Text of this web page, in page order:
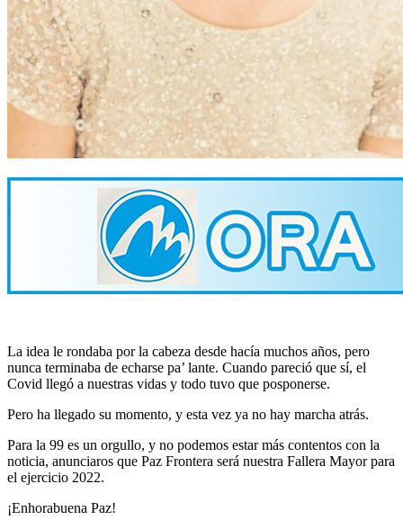
La idea le rondaba por la cabeza desde hacía muchos años, pero
nunca terminaba de echarse pa’ lante. Cuando pareció que sí, el
Covid llegó a nuestras vidas y todo tuvo que posponerse.
Pero ha llegado su momento, y esta vez ya no hay marcha atrás.
Para la 99 es un orgullo, y no podemos estar más contentos con la
noticia, anunciaros que Paz Frontera será nuestra Fallera Mayor para
el ejercicio 2022.
¡Enhorabuena Paz!